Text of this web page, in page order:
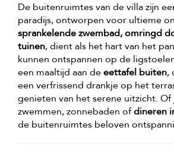
De buitenruimtes van de villa zijn
paradijs, ontworpen voor ultieme
sprankelende zwembad, omringd
tuinen, dient als het hart van het
kunnen ontspannen op de
een maaltijd aan deeettafel buiten,
een verfrissend drankje op het
genieten van het serene uitzicht. Of
zwemmen, zonnebaden ofdineren
de buitenruimtes beloven